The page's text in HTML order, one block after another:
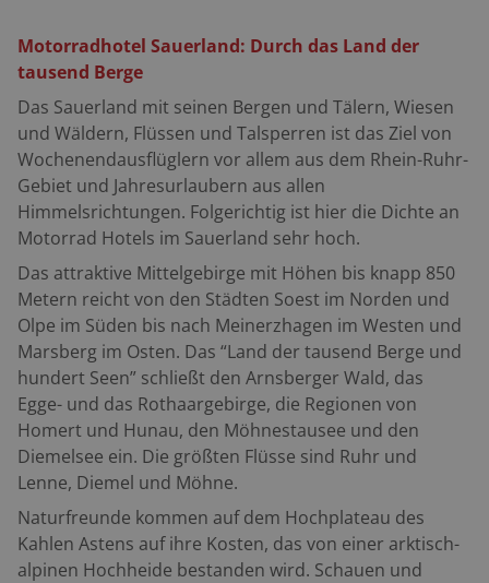
Motorradhotel Sauerland: Durch das Land der
tausend Berge
Das Sauerland mit seinen Bergen und Tälern, Wiesen
und Wäldern, Flüssen und Talsperren ist das Ziel von
Wochenendausflüglern vor allem aus dem Rhein-Ruhr-
Gebiet und Jahresurlaubern aus allen
Himmelsrichtungen. Folgerichtig ist hier die Dichte an
Motorrad Hotels im Sauerland sehr hoch.
Das attraktive Mittelgebirge mit Höhen bis knapp 850
Metern reicht von den Städten Soest im Norden und
Olpe im Süden bis nach Meinerzhagen im Westen und
Marsberg im Osten. Das “Land der tausend Berge und
hundert Seen” schließt den Arnsberger Wald, das
Egge- und das Rothaargebirge, die Regionen von
Homert und Hunau, den Möhnestausee und den
Diemelsee ein. Die größten Flüsse sind Ruhr und
Lenne, Diemel und Möhne.
Naturfreunde kommen auf dem Hochplateau des
Kahlen Astens auf ihre Kosten, das von einer arktisch-
alpinen Hochheide bestanden wird. Schauen und